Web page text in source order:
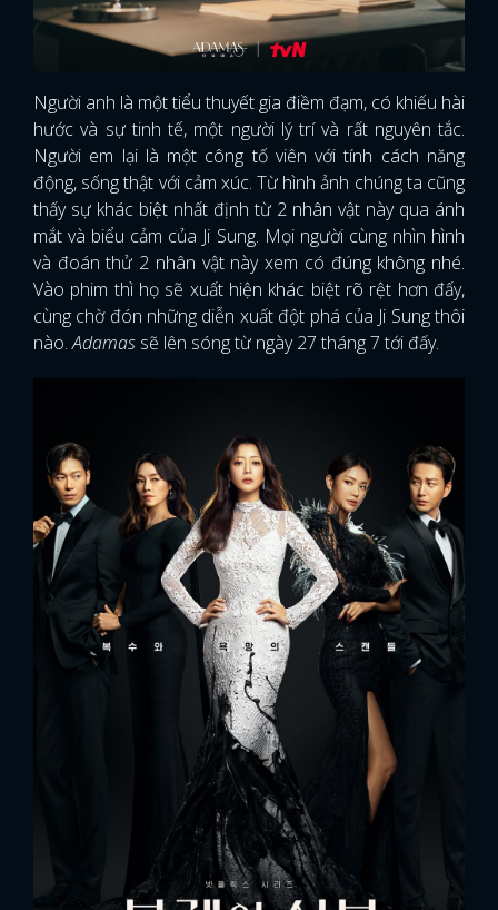
Người anh là một tiểu thuyết gia điềm đạm, có khiếu hài
hước và sự tinh tế, một người lý trí và rất nguyên tắc.
Người em lại là một công tố viên với tính cách năng
động, sống thật với cảm xúc. Từ hình ảnh chúng ta cũng
thấy sự khác biệt nhất định từ 2 nhân vật này qua ánh
mắt và biểu cảm của Ji Sung. Mọi người cùng nhìn hình
và đoán thử 2 nhân vật này xem có đúng không nhé.
Vào phim thì họ sẽ xuất hiện khác biệt rõ rệt hơn đấy,
cùng chờ đón những diễn xuất đột phá của Ji Sung thôi
nào.Adamas sẽ lên sóng từ ngày 27 tháng 7 tới đấy.